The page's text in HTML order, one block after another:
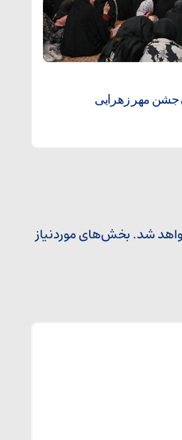
جشن مهر زهرایی
شد.بخش‌های موردنیاز